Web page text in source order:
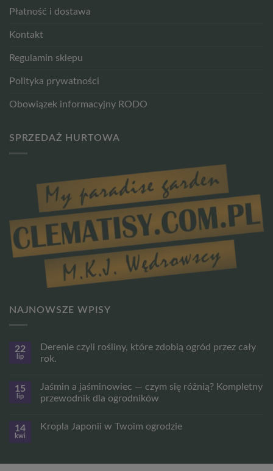
Płatność i dostawa
Kontakt
Regulamin sklepu
Polityka prywatności
Obowiązek informacyjny RODO
SPRZEDAŻ HURTOWA
NAJNOWSZE WPISY
22
lip
Derenie czyli rośliny, które zdobią ogród przez cały
rok.
do
Derenie
czyli
zdobią
15
lip
Jaśmin a jaśminowiec — czym się różnią? Kompletny
przewodnik dla ogrodników
do
14
kwi
Kropla Japonii w Twoim ogrodzie
Kropla